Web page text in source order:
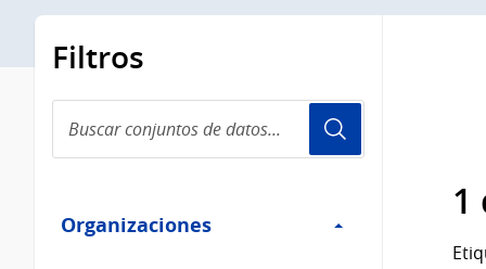
Filtros
conjuntos
de
Organizaciones
Organizaciones 1